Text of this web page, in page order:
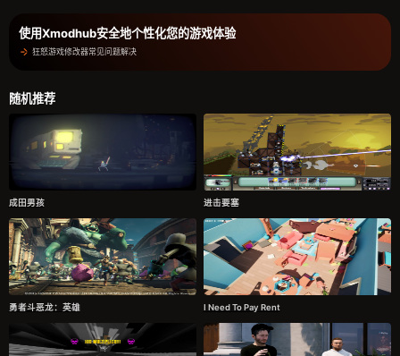
使用Xmodhub安全地个性化您的游戏体验
狂怒游戏修改器常见问题解决
随机推荐
成田男孩 进击要塞
勇者斗恶龙：英雄 I Need To Pay Rent